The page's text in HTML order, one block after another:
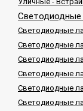
Светодиодные
Светодиодные
Светодиодные
Светодиодные
Светодиодные
Светодиодные